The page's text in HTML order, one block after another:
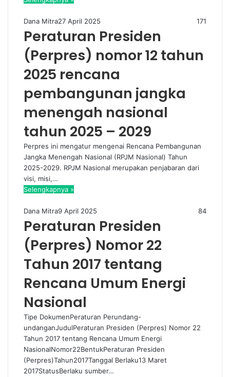
Dana Mitra27 April 2025 171
Peraturan Presiden
(Perpres) nomor 12 tahun
2025 rencana
pembangunan jangka
menengah nasional
tahun 2025 – 2029
Perpres ini mengatur mengenai Rencana Pembangunan
Jangka Menengah Nasional (RPJM Nasional) Tahun
2025-2029. RPJM Nasional merupakan penjabaran dari
visi, misi,…
Selengkapnya »
Dana Mitra9 April 2025 84
Peraturan Presiden
(Perpres) Nomor 22
Tahun 2017 tentang
Rencana Umum Energi
Nasional
Tipe DokumenPeraturan Perundang-
undanganJudulPeraturan Presiden (Perpres) Nomor 22
Tahun 2017 tentang Rencana Umum Energi
NasionalNomor22BentukPeraturan Presiden
(Perpres)Tahun2017Tanggal Berlaku13 Maret
2017StatusBerlaku sumber…